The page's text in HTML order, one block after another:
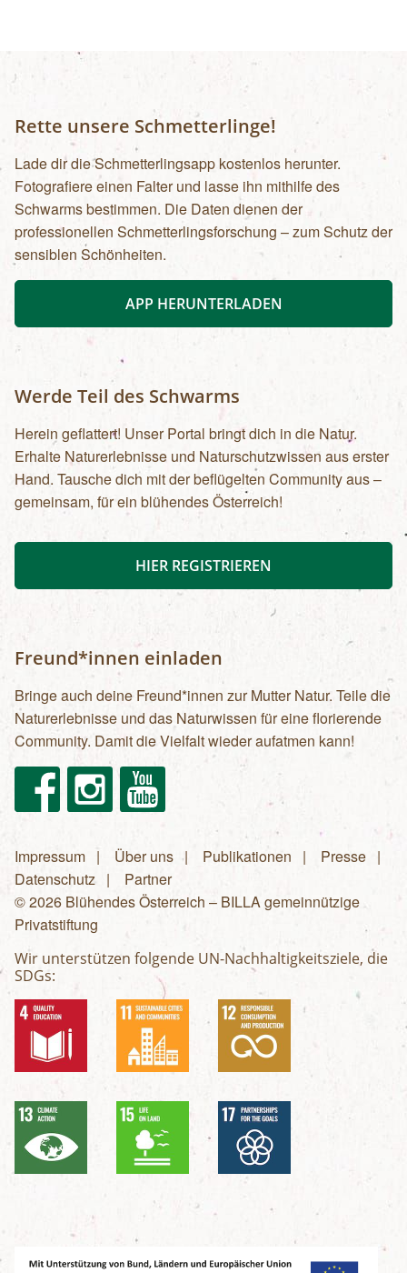
Rette unsere Schmetterlinge!
Lade dir die Schmetterlingsapp kostenlos herunter.
Fotografiere einen Falter und lasse ihn mithilfe des
Schwarms bestimmen. Die Daten dienen der
professionellen Schmetterlingsforschung – zum Schutz der
sensiblen Schönheiten.
APP HERUNTERLADEN
Werde Teil des Schwarms
Herein geflattert! Unser Portal bringt dich in die Natur.
Erhalte Naturerlebnisse und Naturschutzwissen aus erster
Hand. Tausche dich mit der beflügelten Community aus –
gemeinsam, für ein blühendes Österreich!
HIER REGISTRIEREN
Freund*innen einladen
Bringe auch deine Freund*innen zur Mutter Natur. Teile die
Naturerlebnisse und das Naturwissen für eine florierende
Community. Damit die Vielfalt wieder aufatmen kann!
FacebookInstagram Youtube
Fußzeilenmenü
Impressum Über uns Publikationen
Presse
Datenschutz
Partner
© 2026 Blühendes Österreich – BILLA gemeinnützige
Privatstiftung
Wir unterstützen folgende UN-Nachhaltigkeitsziele, die
SDGs: